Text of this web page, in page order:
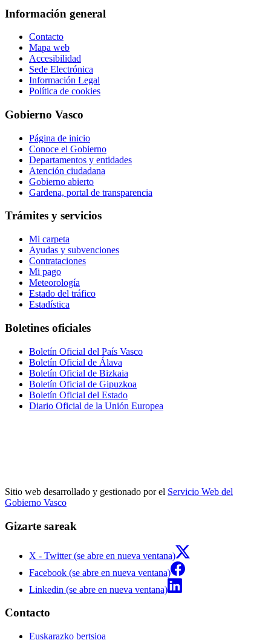
Información general
Contacto
Mapa web
Accesibilidad
Sede Electrónica
Información Legal
Política de cookies
Gobierno Vasco
Página de inicio
Conoce el Gobierno
Departamentos y entidades
Atención ciudadana
Gobierno abierto
Gardena, portal de transparencia
Trámites y servicios
Mi carpeta
Ayudas y subvenciones
Contrataciones
Mi pago
Meteorología
Estado del tráfico
Estadística
Boletines oficiales
Boletín Oficial del País Vasco
Boletín Oficial de Álava
Boletín Oficial de Bizkaia
Boletín Oficial de Gipuzkoa
Boletín Oficial del Estado
Diario Oficial de la Unión Europea
Sitio web desarrollado y gestionado por el Servicio Web del
Gobierno Vasco
Gizarte sareak
X - Twitter (se abre en nueva ventana)
Facebook (se abre en nueva ventana)
Linkedin (se abre en nueva ventana)
Contacto
Euskarazko bertsioa